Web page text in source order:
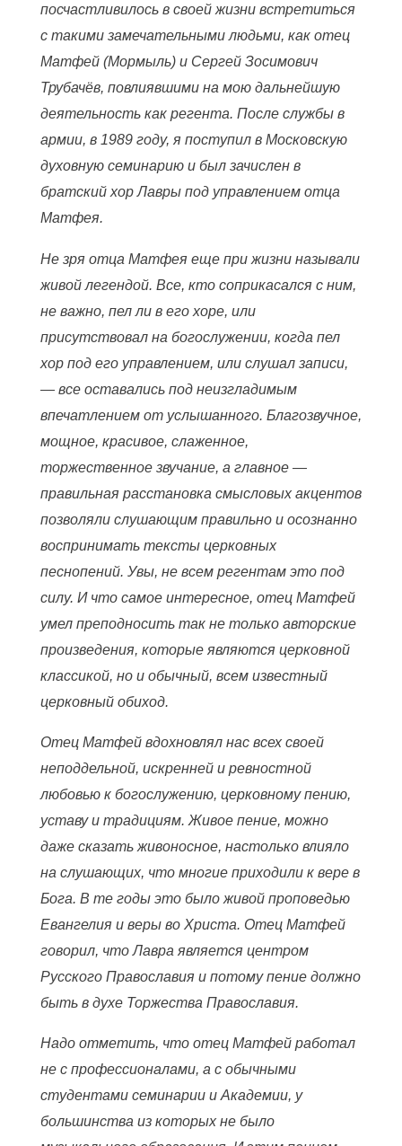
посчастливилось в своей жизни встретиться
с такими замечательными людьми, как отец
Матфей (Мормыль) и Сергей Зосимович
Трубачёв, повлиявшими на мою дальнейшую
деятельность как регента. После службы в
армии, в 1989 году, я поступил в Московскую
духовную семинарию и был зачислен в
братский хор Лавры под управлением отца
Матфея.
Не зря отца Матфея еще при жизни называли
живой легендой. Все, кто соприкасался с ним,
не важно, пел ли в его хоре, или
присутствовал на богослужении, когда пел
хор под его управлением, или слушал записи,
— все оставались под неизгладимым
впечатлением от услышанного. Благозвучное,
мощное, красивое, слаженное,
торжественное звучание, а главное —
правильная расстановка смысловых акцентов
позволяли слушающим правильно и осознанно
воспринимать тексты церковных
песнопений. Увы, не всем регентам это под
силу. И что самое интересное, отец Матфей
умел преподносить так не только авторские
произведения, которые являются церковной
классикой, но и обычный, всем известный
церковный обиход.
Отец Матфей вдохновлял нас всех своей
неподдельной, искренней и ревностной
любовью к богослужению, церковному пению,
уставу и традициям. Живое пение, можно
даже сказать живоносное, настолько влияло
на слушающих, что многие приходили к вере в
Бога. В те годы это было живой проповедью
Евангелия и веры во Христа. Отец Матфей
говорил, что Лавра является центром
Русского Православия и потому пение должно
быть в духе Торжества Православия.
Надо отметить, что отец Матфей работал
не с профессионалами, а с обычными
студентами семинарии и Академии, у
большинства из которых не было